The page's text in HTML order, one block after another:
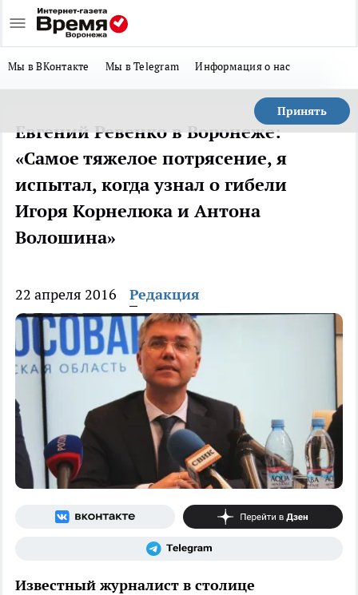
Мы в ВКонтакте Мы в Telegram Информация о нас
Принять
Евгений Ревенко в Воронеже:
«Самое тяжелое потрясение, я
испытал, когда узнал о гибели
Игоря Корнелюка и Антона
Волошина»
22 апреля 2016 Редакция
Известный журналист в столице